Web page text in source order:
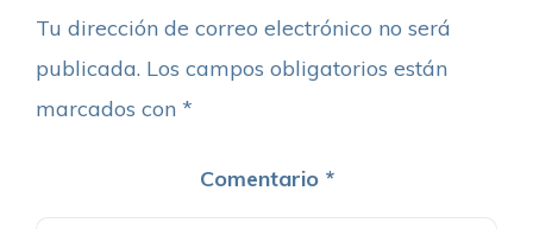
Tu dirección de correo electrónico no será
publicada. Los campos obligatorios están
marcados con *
Comentario *